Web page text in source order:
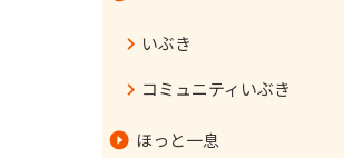
いぶき
コミュニティいぶき
ほっと一息